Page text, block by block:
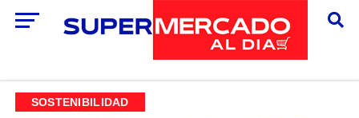
SOSTENIBILIDAD